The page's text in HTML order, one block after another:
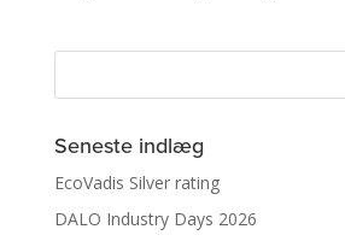
Seneste indlæg
EcoVadis Silver rating
DALO Industry Days 2026